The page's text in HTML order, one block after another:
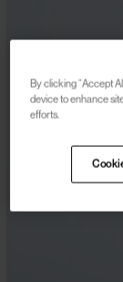
By clicking “Accept
device to enhance
efforts.